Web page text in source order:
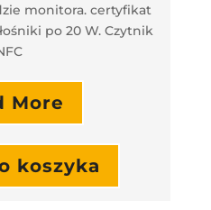
monitora. certyfikat
po 20 W. Czytnik
More
koszyka